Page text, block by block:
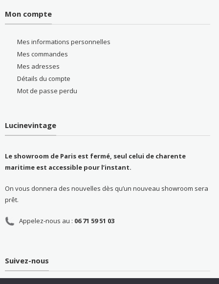
Mon compte
Mes informations personnelles
Mes commandes
Mes adresses
Détails du compte
Mot de passe perdu
Lucinevintage
Le showroom de Paris est fermé, seul celui de charente
maritime est accessible pour l’instant.
On vous donnera des nouvelles dès qu’un nouveau showroom sera
prêt.
Appelez-nous au : 06 71 59 51 03
Suivez-nous